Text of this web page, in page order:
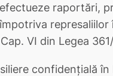
raportări,
VI din Legea
confidențială